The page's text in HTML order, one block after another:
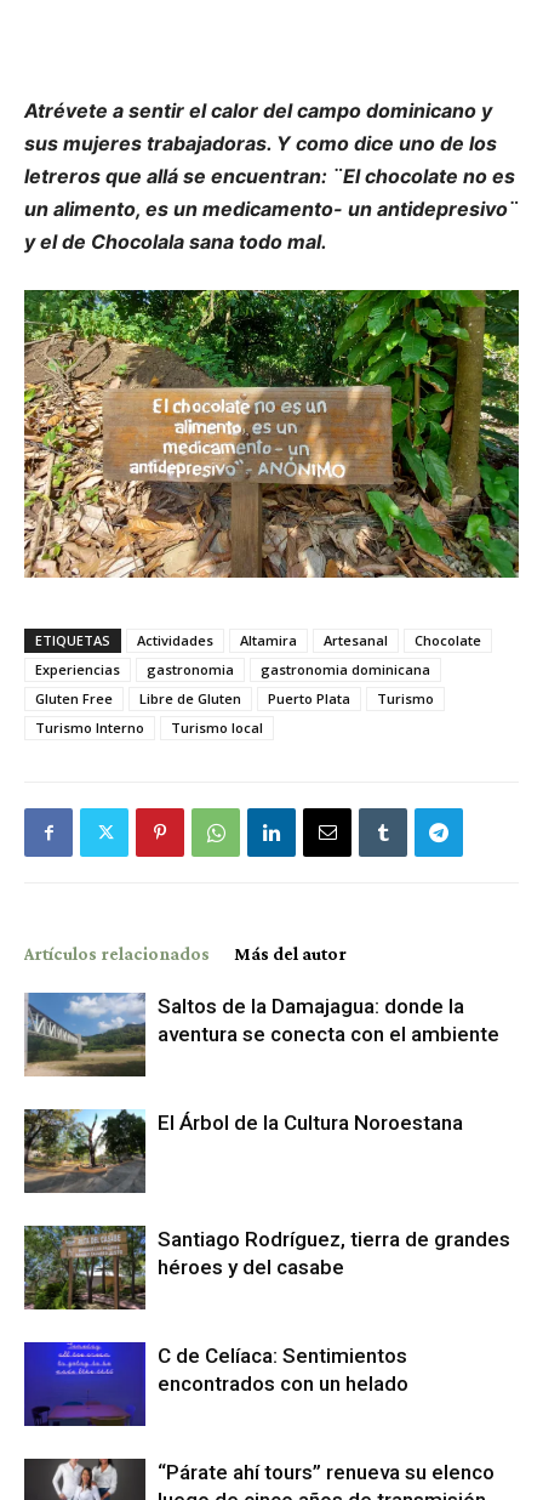
Atrévete a sentir el calor del campo dominicano y
sus mujeres trabajadoras. Y como dice uno de los
letreros que allá se encuentran: ¨El chocolate no es
un alimento, es un medicamento- un antidepresivo¨
y el de Chocolala sana todo mal.
ETIQUETAS Actividades Altamira Artesanal
Chocolate
Experiencias
gastronomia
gastronomia dominicana
Gluten Free
Libre de Gluten Puerto Plata
Turismo
Turismo Interno
Turismo local
Artículos relacionados Más del autor
Saltos de la Damajagua: donde la
aventura se conecta con el ambiente
El Árbol de la Cultura Noroestana
Santiago Rodríguez, tierra de grandes
héroes y del casabe
C de Celíaca: Sentimientos
encontrados con un helado
“Párate ahí tours” renueva su elenco